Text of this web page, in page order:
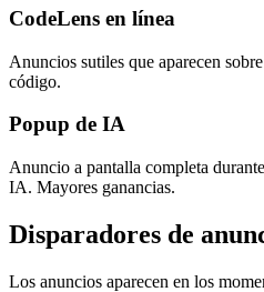
CodeLens en línea
Anuncios sutiles que aparecen
código.
Popup de IA
Anuncio a pantalla completa
IA. Mayores ganancias.
Disparadores de
Los anuncios aparecen en los